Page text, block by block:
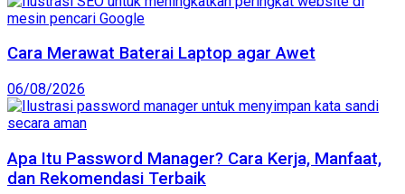
Cara Merawat Baterai Laptop agar Awet
06/08/2026
Apa Itu Password Manager? Cara Kerja, Manfaat,
dan Rekomendasi Terbaik